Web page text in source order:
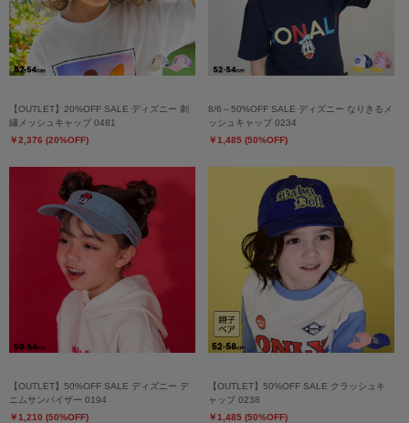
【OUTLET】20%OFF SALE ディズニー 刺
繍メッシュキャップ 0481
￥2,376 (20%OFF)
8/6～50%OFF SALE ディズニー なりきるメ
ッシュキャップ 0234
￥1,485 (50%OFF)
【OUTLET】50%OFF SALE ディズニー デ
ニムサンバイザー 0194
￥1,210 (50%OFF)
【OUTLET】50%OFF SALE クラッシュキ
ャップ 0238
￥1,485 (50%OFF)